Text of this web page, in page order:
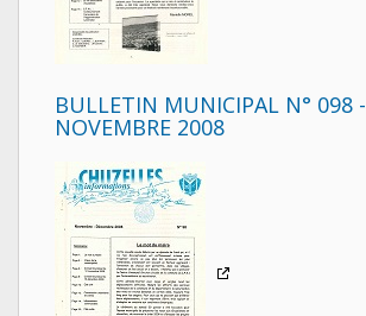
BULLETIN MUNICIPAL N° 098 -
NOVEMBRE 2008